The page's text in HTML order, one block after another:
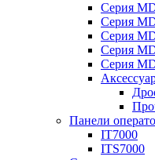
Серия
Серия
Серия
Серия
Серия
Панели
IT7000
ITS7000